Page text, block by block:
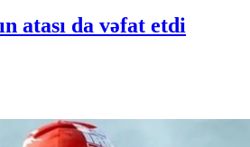
atası da vəfat etdi